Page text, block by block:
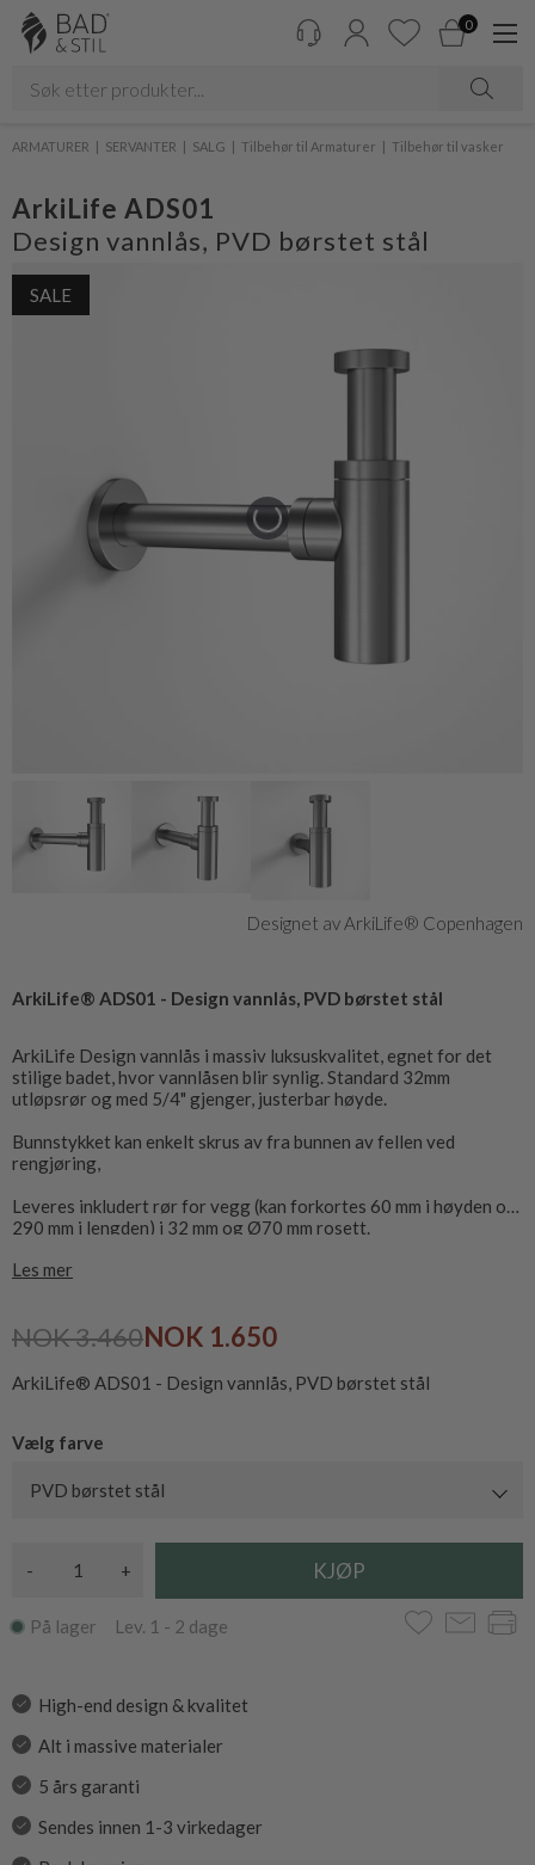
0
ARMATURER SERVANTER SALG Tilbehør til Armaturer Tilbehør til vasker
ArkiLife ADS01
Design vannlås, PVD børstet stål
SALE
Designet av ArkiLife® Copenhagen
ArkiLife® ADS01 - Design vannlås, PVD børstet stål
ArkiLife Design vannlås i massiv luksuskvalitet, egnet for det
stilige badet, hvor vannlåsen blir synlig. Standard 32mm
utløpsrør og med 5/4" gjenger, justerbar høyde.
Bunnstykket kan enkelt skrus av fra bunnen av fellen ved
rengjøring,
Leveres inkludert rør for vegg (kan forkortes 60 mm i høyden og
290 mm i lengden) i 32 mm og Ø70 mm rosett.
Maks lengde fra midtre vannlås til ende av avløpsrør til vegg:
av avløpsrøret: 120 mm, Kan forkortes til 60 mm.
Kan bestilles i krom, polert messing eller PVD børstet rustfritt
Les mer
NOK 3.460NOK 1.650
ArkiLife® ADS01 - Design vannlås, PVD børstet stål
Vælg farve
PVD børstet stål
- +
På lager Lev. 1 - 2 dage
High-end design & kvalitet
Alt i massive materialer
5 års garanti
Sendes innen 1-3 virkedager